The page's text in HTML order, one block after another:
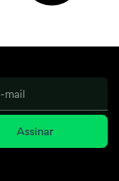
Assinar